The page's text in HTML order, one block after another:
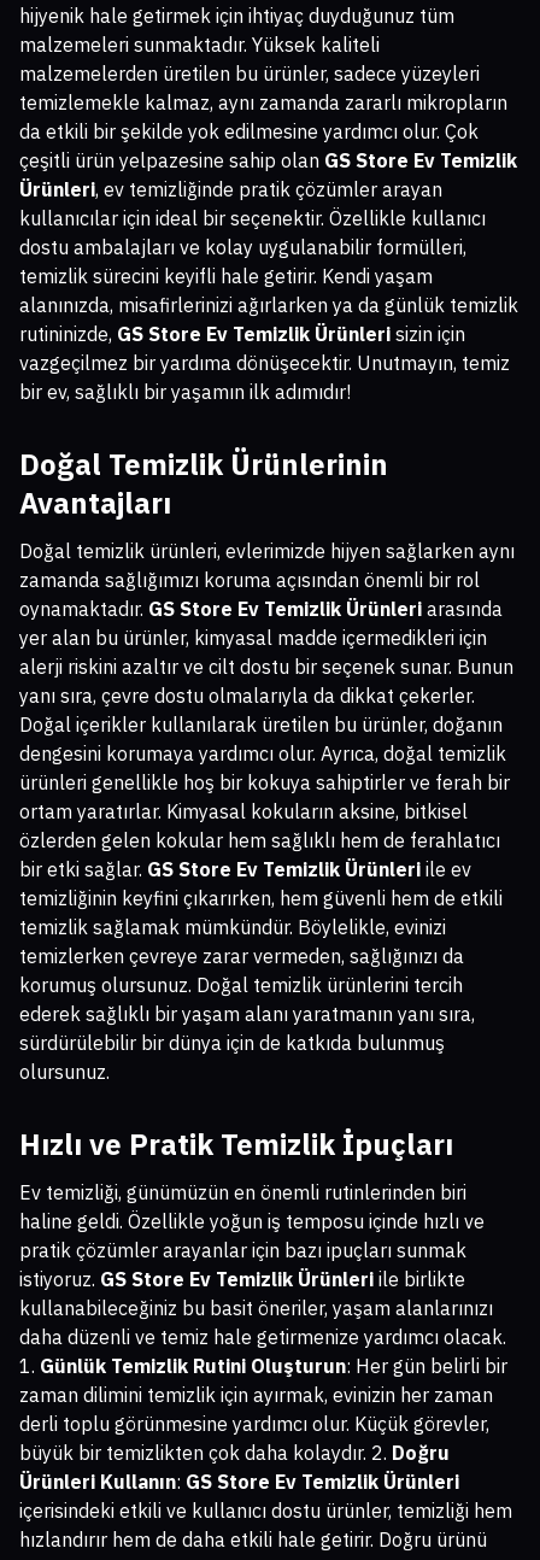
hijyenik hale getirmek için ihtiyaç duyduğunuz tüm
malzemeleri sunmaktadır. Yüksek kaliteli
malzemelerden üretilen bu ürünler, sadece yüzeyleri
temizlemekle kalmaz, aynı zamanda zararlı mikropların
da etkili bir şekilde yok edilmesine yardımcı olur. Çok
çeşitli ürün yelpazesine sahip olan GS Store Ev Temizlik
Ürünleri, ev temizliğinde pratik çözümler arayan
kullanıcılar için ideal bir seçenektir. Özellikle kullanıcı
dostu ambalajları ve kolay uygulanabilir formülleri,
temizlik sürecini keyifli hale getirir. Kendi yaşam
alanınızda, misafirlerinizi ağırlarken ya da günlük temizlik
rutininizde, GS Store Ev Temizlik Ürünleri sizin için
vazgeçilmez bir yardıma dönüşecektir. Unutmayın, temiz
bir ev, sağlıklı bir yaşamın ilk adımıdır!
Doğal Temizlik Ürünlerinin
Avantajları
Doğal temizlik ürünleri, evlerimizde hijyen sağlarken aynı
zamanda sağlığımızı koruma açısından önemli bir rol
oynamaktadır. GS Store Ev Temizlik Ürünleri arasında
yer alan bu ürünler, kimyasal madde içermedikleri için
alerji riskini azaltır ve cilt dostu bir seçenek sunar. Bunun
yanı sıra, çevre dostu olmalarıyla da dikkat çekerler.
Doğal içerikler kullanılarak üretilen bu ürünler, doğanın
dengesini korumaya yardımcı olur. Ayrıca, doğal temizlik
ürünleri genellikle hoş bir kokuya sahiptirler ve ferah bir
ortam yaratırlar. Kimyasal kokuların aksine, bitkisel
özlerden gelen kokular hem sağlıklı hem de ferahlatıcı
bir etki sağlar. GS Store Ev Temizlik Ürünleri ile ev
temizliğinin keyfini çıkarırken, hem güvenli hem de etkili
temizlik sağlamak mümkündür. Böylelikle, evinizi
temizlerken çevreye zarar vermeden, sağlığınızı da
korumuş olursunuz. Doğal temizlik ürünlerini tercih
ederek sağlıklı bir yaşam alanı yaratmanın yanı sıra,
sürdürülebilir bir dünya için de katkıda bulunmuş
olursunuz.
Hızlı ve Pratik Temizlik İpuçları
Ev temizliği, günümüzün en önemli rutinlerinden biri
haline geldi. Özellikle yoğun iş temposu içinde hızlı ve
pratik çözümler arayanlar için bazı ipuçları sunmak
istiyoruz. GS Store Ev Temizlik Ürünleri ile birlikte
kullanabileceğiniz bu basit öneriler, yaşam alanlarınızı
daha düzenli ve temiz hale getirmenize yardımcı olacak.
1. Günlük Temizlik Rutini Oluşturun: Her gün belirli bir
zaman dilimini temizlik için ayırmak, evinizin her zaman
derli toplu görünmesine yardımcı olur. Küçük görevler,
büyük bir temizlikten çok daha kolaydır. 2. Doğru
Ürünleri Kullanın: GS Store Ev Temizlik Ürünleri
içerisindeki etkili ve kullanıcı dostu ürünler, temizliği hem
hızlandırır hem de daha etkili hale getirir. Doğru ürünü